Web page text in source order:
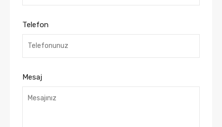
Telefon
Mesaj